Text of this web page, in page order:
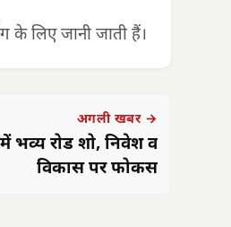
के लिए जानी जाती हैं।
अगली खबर →
भव्य रोड शो, निवेश व
विकास पर फोकस